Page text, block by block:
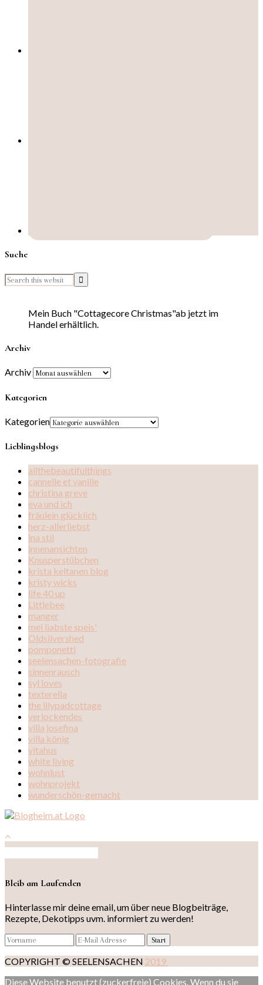
Suche
Mein Buch "Cottagecore Christmas"ab jetzt im
Handel erhältlich.
Archiv
Archiv
Kategorien
Kategorien
Lieblingsblogs
allthebeautifulthings
cannelle et vanille
christina greve
eva und ich
fräulein glücklich
herz-allerliebst
ina stil
innenansichten
Knusperstübchen
krista keltanen blog
kristy wicks
life 40 up
Littlebee
manger
mei liabste speis'
Oldsilvershed
pomponetti
seelensachen-fotografie
sinnenrausch
syl loves
texterella
the lilypadcottage
verlockendes
villa josefina
villa könig
vitahus
white living
wohnlust
wohnprojekt
wunderschön-gemacht
Bleib am Laufenden
Hinterlasse mir deine email, um über neue Blogbeiträge,
Rezepte, Dekotipps uvm. informiert zu werden!
COPYRIGHT © SEELENSACHEN 2019
Diese Website benutzt (zuckerfreie) Cookies. Wenn du sie